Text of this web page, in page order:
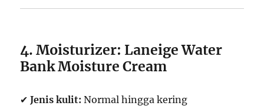
4. Moisturizer: Laneige Water
Bank Moisture Cream
✔Jenis kulit: Normal hingga kering